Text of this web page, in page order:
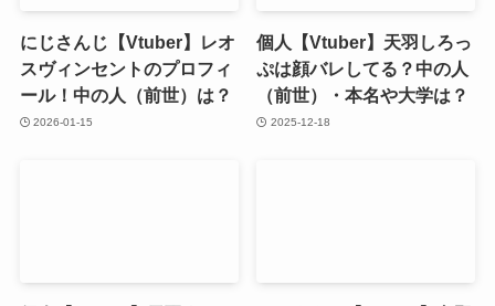
にじさんじ【Vtuber】レオ
スヴィンセントのプロフィ
ール！中の人（前世）は？
2026-01-15
個人【Vtuber】天羽しろっ
ぷは顔バレしてる？中の人
（前世）・本名や大学は？
2025-12-18